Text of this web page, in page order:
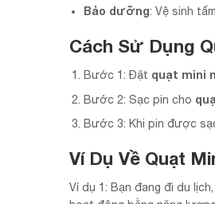
Bảo dưỡng: Vệ sinh
Cách Sử Dụng
Bước 1: Đặt quạt mini
Bước 2: Sạc pin cho
Bước 3: Khi pin được
Ví Dụ Về Quạt
Ví dụ 1: Bạn đang đi du